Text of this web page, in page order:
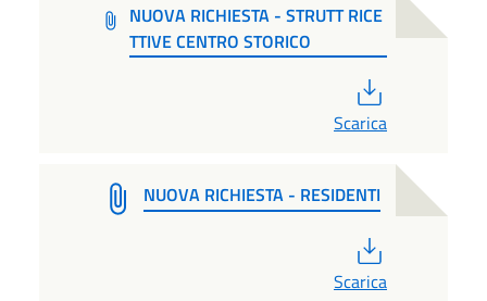
NUOVA RICHIESTA - STRUTT RICE
TTIVE CENTRO STORICO
Scarica
NUOVA RICHIESTA - RESIDENTI
Scarica